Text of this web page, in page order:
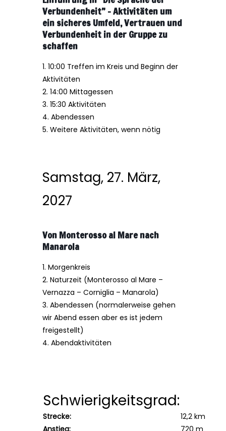
Verbundenheit” – Aktivitäten um
ein sicheres Umfeld, Vertrauen und
Verbundenheit in der Gruppe zu
schaffen
1. 10:00 Treffen im Kreis und Beginn der
Aktivitäten
2. 14:00 Mittagessen
3. 15:30 Aktivitäten
4. Abendessen
5. Weitere Aktivitäten, wenn nötig
Samstag, 27. März,
2027
Von Monterosso al Mare nach
Manarola
1. Morgenkreis
2. Naturzeit (Monterosso al Mare –
Vernazza – Corniglia – Manarola)
3. Abendessen (normalerweise gehen
wir Abend essen aber es ist jedem
freigestellt)
4. Abendaktivitäten
Schwierigkeitsgrad:
Strecke:
12,2 km
Anstieg:
720 m